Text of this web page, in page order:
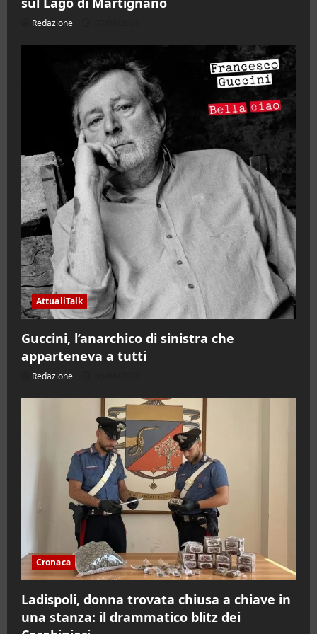
Redazione
AttualiTalk
Guccini, l’anarchico di sinistra che
apparteneva a tutti
Redazione
Cronaca
Ladispoli, donna trovata chiusa a chiave in
una stanza: il drammatico blitz dei